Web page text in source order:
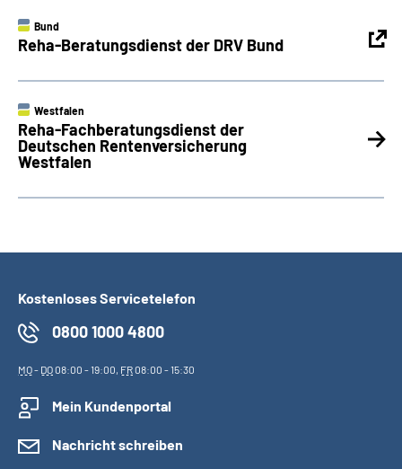
Bund
Reha-Beratungsdienst der DRV Bund
Westfalen
Reha-Fachberatungsdienst der
Deutschen Rentenversicherung
Westfalen
Kostenloses Servicetelefon
0800 1000 4800
MO- DO08:00 - 19:00, FR08:00 - 15:30
Mein Kundenportal
Nachricht schreiben